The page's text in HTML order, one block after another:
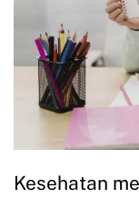
Kesehatan